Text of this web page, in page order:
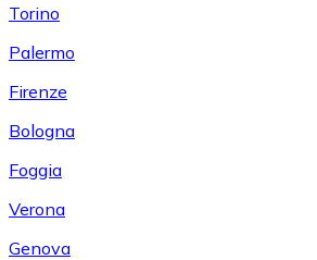
Torino
Palermo
Firenze
Bologna
Foggia
Verona
Genova